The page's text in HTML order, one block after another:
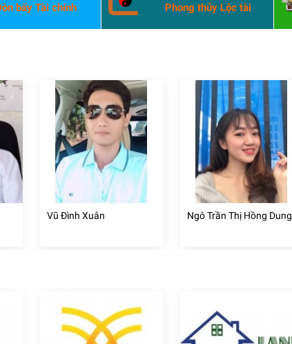
bẩy Tài chính
Phong thủy Lộc tài
Vũ Đình Xuân Ngô Trần Thị Hồng Dung